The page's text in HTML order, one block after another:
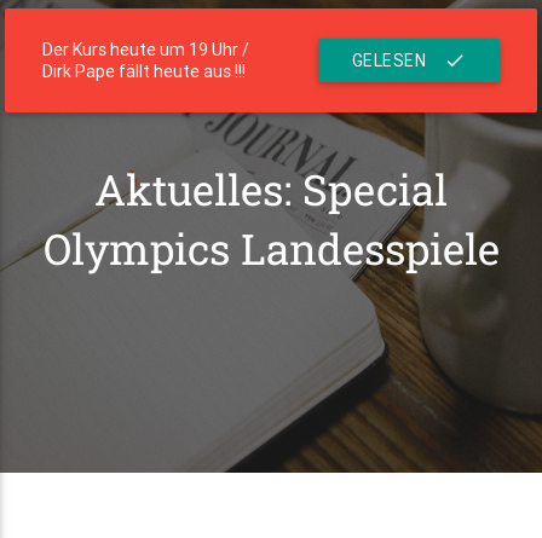
Der Kurs heute um 19 Uhr /
Dirk Pape fällt heute aus !!!
GELESEN check
Die Residenz
menu
Aktuelles: Special
Olympics Landesspiele